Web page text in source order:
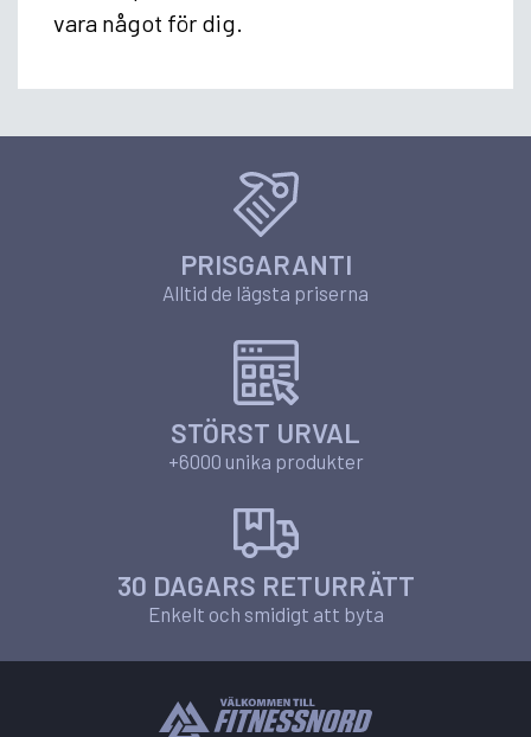
vara något för dig.
PRISGARANTI
Alltid de lägsta priserna
STÖRST URVAL
+6000 unika produkter
30 DAGARS RETURRÄTT
Enkelt och smidigt att byta